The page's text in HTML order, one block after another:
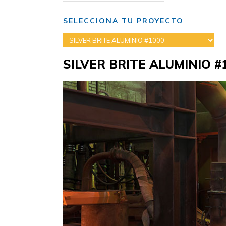
SELECCIONA TU PROYECTO
SILVER BRITE ALUMINIO